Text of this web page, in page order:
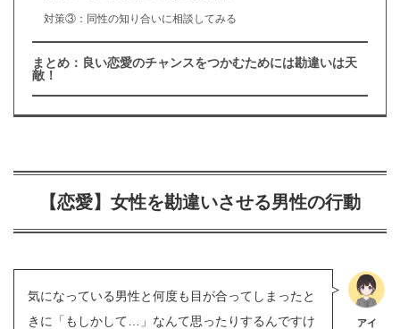
対策③：同性の知り合いに相談してみる
まとめ：良い恋愛のチャンスをつかむためには勘違いは天
敵！
【恋愛】女性を勘違いさせる男性の行動
気になっている男性と何度も目が合ってしまったと
きに「もしかして…」なんて思ったりするんですけ
アイ